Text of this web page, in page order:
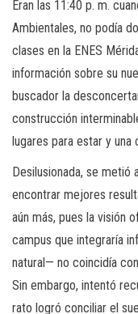
Eran las 11:40 p. m.
Ambientales, no podía
clases en la ENES
información sobre su
buscador la
construcción
lugares para estar y
Desilusionada, se metió
encontrar mejores
aún más, pues la visión
campus que integraría
natural— no coincidía
Sin embargo, intentó
rato logró conciliar el